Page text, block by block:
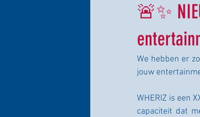
🚨✨
We hebben er
jouw
WHERIZ is een
capaciteit dat